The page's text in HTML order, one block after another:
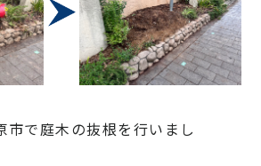
市で庭木の抜根を行いまし